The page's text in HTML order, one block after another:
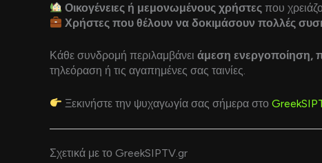
Οικογένειες ή μεμονωμένους χρήστες που
Χρήστες που θέλουν να δοκιμάσουν πολλές
Κάθε συνδρομή περιλαμβάνει άμεση ενεργοποίηση,
τηλεόραση ή τις αγαπημένες σας ταινίες.
Ξεκινήστε την ψυχαγωγία σας σήμερα στο
Σχετικά με το GreekSIPTV.gr